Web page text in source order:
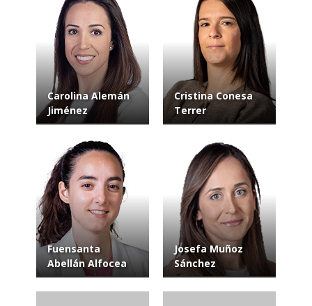
Carolina Alemán
Jiménez
Cristina Conesa
Terrer
Fuensanta
Abellán Alfocea
Josefa Muñoz
Sánchez